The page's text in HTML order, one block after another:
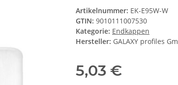
Artikelnummer: EK-E95W-W
GTIN: 9010111007530
Kategorie: Endkappen
Hersteller: GALAXY profiles
5,03 €